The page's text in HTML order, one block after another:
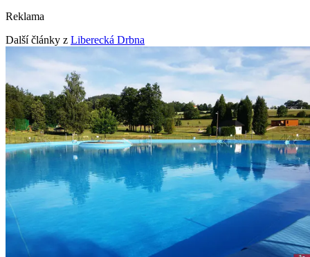
Reklama
Další články z Liberecká Drbna